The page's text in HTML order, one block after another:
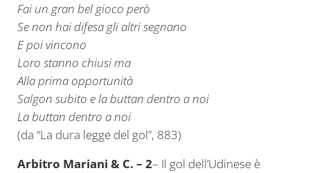
Fai un gran bel gioco però
Se non hai difesa gli altri segnano
E poi vincono
Loro stanno chiusi ma
Alla prima opportunità
Salgon subito e la buttan dentro a noi
La buttan dentro a noi
(da “La dura legge del gol”, 883)
Arbitro Mariani & C. – 2– Il gol dell’Udinese è